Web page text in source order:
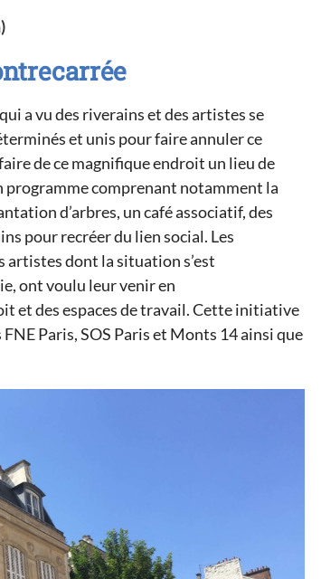
a vudes riverains et des artistes se
et unis pour faire annuler ce
de ce magnifique endroit un lieu de
programme comprenant notamment la
d’arbres, un café associatif, des
pour recréer du lien social. Les
artistes dont la situation s’est
,ont voulu leurvenir en
et des espaces de travail.Cette initiative
Paris, SOS Paris et Monts 14 ainsi que